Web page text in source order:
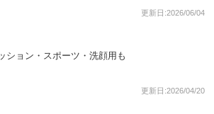
更新日:2026/06/04
ション・スポーツ・洗顔用も
更新日:2026/04/20